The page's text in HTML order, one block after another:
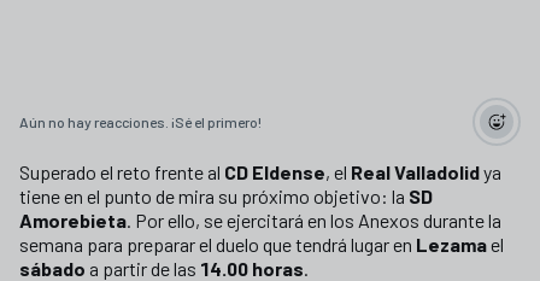
Aún no hay reacciones. ¡Sé el primero!
Superado el reto frente al CD Eldense, el Real Valladolidya
tiene en el punto de mira su próximo objetivo: la SD
Amorebieta. Por ello, se ejercitará en los Anexos durante la
semana para preparar el duelo que tendrá lugar en Lezamael
sábado a partir de las 14.00 horas.